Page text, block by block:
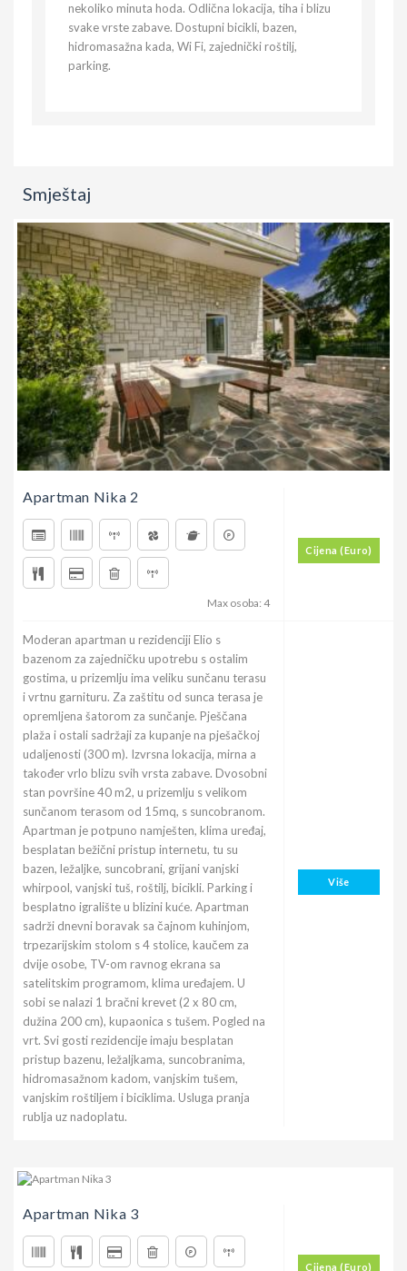
nekoliko minuta hoda. Odlična lokacija, tiha i blizu
svake vrste zabave. Dostupni bicikli, bazen,
hidromasažna kada, Wi Fi, zajednički roštilj,
parking.
Smještaj
Apartman Nika 2
Max osoba: 4
Cijena (Euro)
Moderan apartman u rezidenciji Elio s
bazenom za zajedničku upotrebu s ostalim
gostima, u prizemlju ima veliku sunčanu terasu
i vrtnu garnituru. Za zaštitu od sunca terasa je
opremljena šatorom za sunčanje. Pješčana
plaža i ostali sadržaji za kupanje na pješačkoj
udaljenosti (300 m). Izvrsna lokacija, mirna a
također vrlo blizu svih vrsta zabave. Dvosobni
stan površine 40 m2, u prizemlju s velikom
sunčanom terasom od 15mq, s suncobranom.
Apartman je potpuno namješten, klima uređaj,
besplatan bežični pristup internetu, tu su
bazen, ležaljke, suncobrani, grijani vanjski
whirpool, vanjski tuš, roštilj, bicikli. Parking i
besplatno igralište u blizini kuće. Apartman
sadrži dnevni boravak sa čajnom kuhinjom,
trpezarijskim stolom s 4 stolice, kaučem za
dvije osobe, TV-om ravnog ekrana sa
satelitskim programom, klima uređajem. U
sobi se nalazi 1 bračni krevet (2 x 80 cm,
dužina 200 cm), kupaonica s tušem. Pogled na
vrt. Svi gosti rezidencije imaju besplatan
pristup bazenu, ležaljkama, suncobranima,
hidromasažnom kadom, vanjskim tušem,
vanjskim roštiljem i biciklima. Usluga pranja
rublja uz nadoplatu.
Više
Apartman Nika 3
Cijena (Euro)